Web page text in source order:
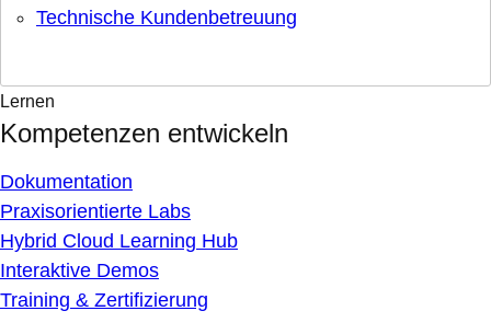
Technische Kundenbetreuung
Lernen
Kompetenzen entwickeln
Dokumentation
Praxisorientierte Labs
Hybrid Cloud Learning Hub
Interaktive Demos
Training & Zertifizierung